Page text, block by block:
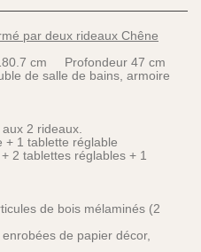
par deux rideaux Chêne
cm Profondeur 47 cm
de salle de bains, armoire
2 rideaux.
+ 1 tablette réglable
2 tablettes réglables + 1
de bois mélaminés (2
de papier décor,